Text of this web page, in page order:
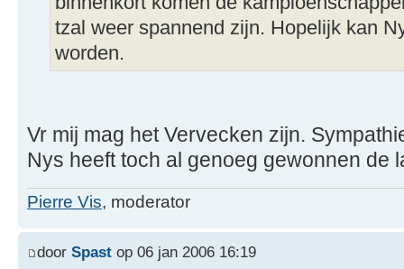
tzal weer spannend zijn. Hopelijk kan
worden.
Vr mij mag het Vervecken zijn.
Nys heeft toch al genoeg gewonnen de
Pierre Vis, moderator
door Spast op 06 jan 2006 16:19